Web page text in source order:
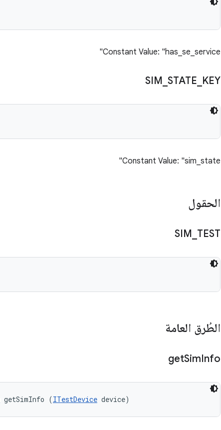
Constant Value: "has_se_service"
SIM STATE KEY
Constant Value: "sim_state"
الحقول
SIM TEST
الطُرق العامة
getSimInfo
getSimInfo (ITestDevice device)